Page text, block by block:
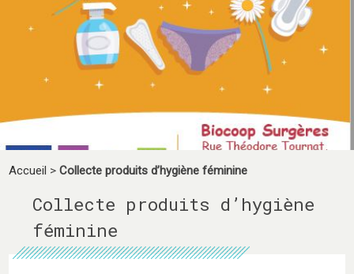
Accueil >Collecte produits d’hygiène féminine
Collecte produits d’hygiène
féminine